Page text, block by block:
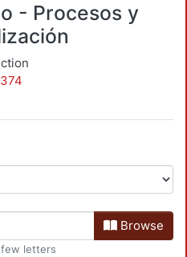
- Procesos y
Browse
letters